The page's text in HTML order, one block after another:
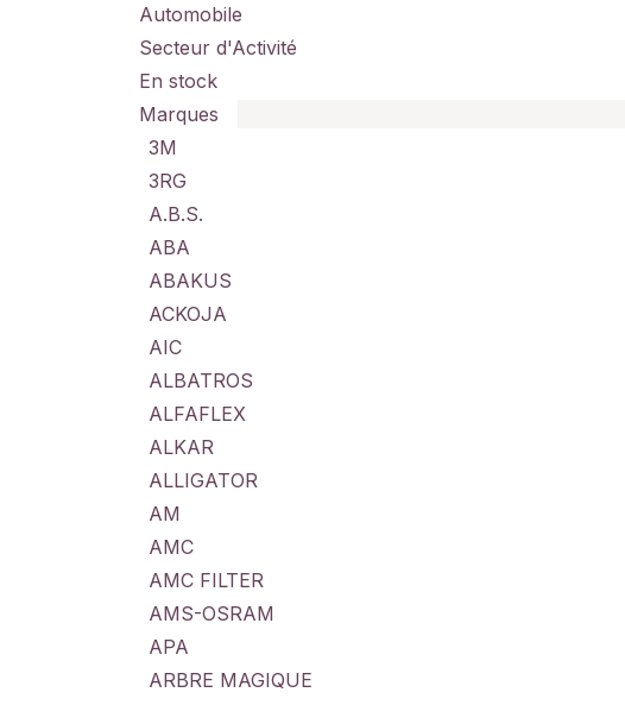
Automobile
Secteur d'Activité
En stock
Marques
3M
3RG
A.B.S.
ABA
ABAKUS
ACKOJA
AIC
ALBATROS
ALFAFLEX
ALKAR
ALLIGATOR
AM
AMC
AMC FILTER
AMS-OSRAM
APA
ARBRE MAGIQUE